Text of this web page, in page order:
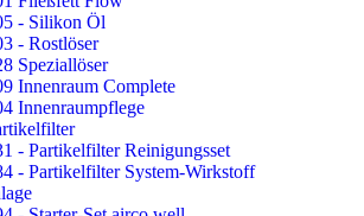
- Silikon Öl
- Rostlöser
Speziallöser
Innenraum Complete
Innenraumpflege
- Partikelfilter Reinigungsset
- Partikelfilter System-Wirkstoff